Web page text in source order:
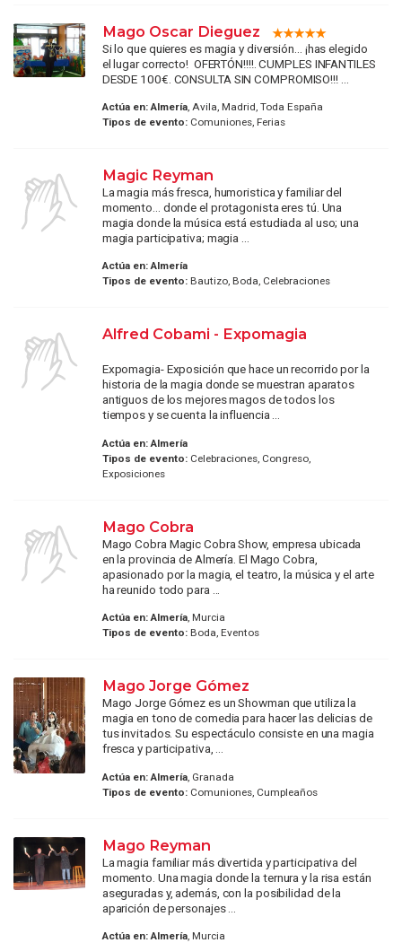
Mago Oscar Dieguez
Si lo que quieres es magia y diversión… ¡has elegido
el lugar correcto! OFERTÓN!!!!. CUMPLES INFANTILES
DESDE 100€. CONSULTA SIN COMPROMISO!!! ...
Actúa en: Almería, Avila, Madrid, Toda España
Tipos de evento:Comuniones, Ferias
Magic Reyman
La magia más fresca, humoristica y familiar del
momento... donde el protagonista eres tú. Una
magia donde la música está estudiada al uso; una
magia participativa; magia ...
Actúa en: Almería
Tipos de evento:Bautizo, Boda, Celebraciones
Alfred Cobami - Expomagia
Expomagia- Exposición que hace un recorrido por la
historia de la magia donde se muestran aparatos
antiguos de los mejores magos de todos los
tiempos y se cuenta la influencia ...
Actúa en: Almería
Tipos de evento:Celebraciones, Congreso,
Exposiciones
Mago Cobra
Mago Cobra Magic Cobra Show, empresa ubicada
en la provincia de Almería. El Mago Cobra,
apasionado por la magia, el teatro, la música y el arte
ha reunido todo para ...
Actúa en: Almería, Murcia
Tipos de evento:Boda, Eventos
Mago Jorge Gómez
Mago Jorge Gómez es un Showman que utiliza la
magia en tono de comedia para hacer las delicias de
tus invitados. Su espectáculo consiste en una magia
fresca y participativa, ...
Actúa en: Almería, Granada
Tipos de evento:Comuniones, Cumpleaños
Mago Reyman
La magia familiar más divertida y participativa del
momento. Una magia donde la ternura y la risa están
aseguradas y, además, con la posibilidad de la
aparición de personajes ...
Actúa en: Almería, Murcia